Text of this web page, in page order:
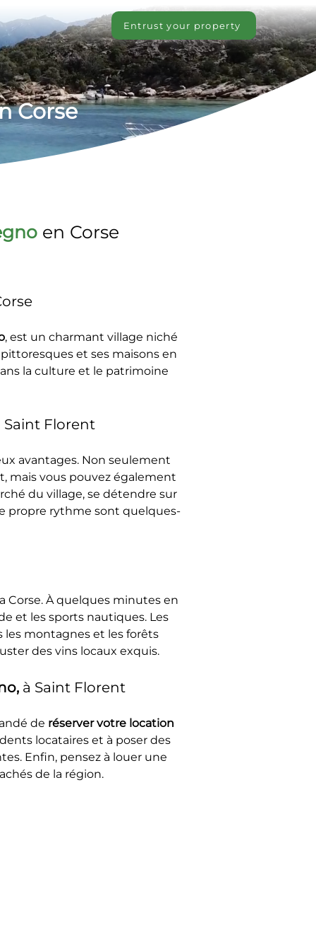
Entrust your property
Corse
en Corse
, est un charmant village niché
et ses maisons en
la culture et le patrimoine
Saint Florent
avantages. Non seulement
mais vous pouvez également
du village, se détendre sur
propre rythme sont quelques-
Corse. À quelques minutes en
et les sports nautiques. Les
les montagnes et les forêts
des vins locaux exquis.
à Saint Florent
de réserver votre location
locataires et à poser des
Enfin, pensez à louer une
de la région.